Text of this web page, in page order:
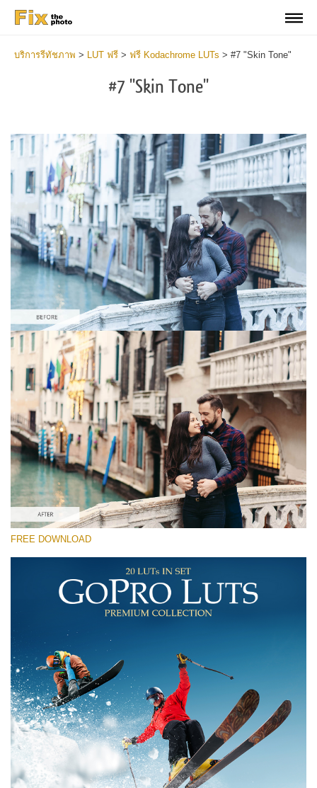
บริการรีทัชภาพ > LUT ฟรี > ฟรี Kodachrome LUTs > #7 "Skin Tone"
#7 "Skin Tone"
โปรดเลือก
Free Kodachrome LUT #7
Premium GoPro LUTs
Cinema Look Collection (80 LUTs)
Entire Collection (260 LUTs)
ดาวน์โหลดฟรี
FREE DOWNLOAD